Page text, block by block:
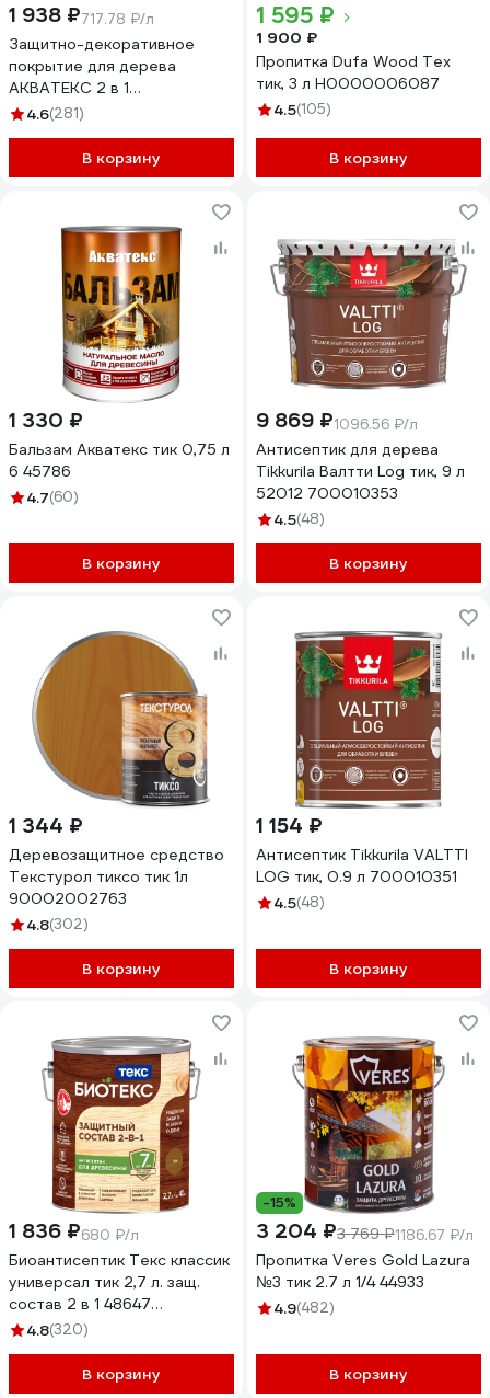
1 938 ₽717.78 ₽/л
Защитно-декоративное
покрытие для дерева
АКВАТЕКС 2 в 1
полуматовое, тик, 2.7 л
4.6(281)
В корзину
1 595 ₽
1 900 ₽
Пропитка Dufa Wood Tex
тик, 3 л Н0000006087
4.5(105)
В корзину
1 330 ₽
Бальзам Акватекс тик 0,75 л
6 45786
4.7(60)
В корзину
9 869 ₽1096.56 ₽/л
Антисептик для дерева
Tikkurila Валтти Log тик, 9 л
52012 700010353
4.5(48)
В корзину
1 344 ₽
Деревозащитное средство
Текстурол тиксо тик 1л
90002002763
4.8(302)
В корзину
1 154 ₽
Антисептик Tikkurila VALTTI
LOG тик, 0.9 л 700010351
4.5(48)
В корзину
1 836 ₽680 ₽/л
Биоантисептик Текс классик
универсал тик 2,7 л. защ.
состав 2 в 1 48647
700008167
4.8(320)
В корзину
-15%
3 204 ₽3 769 ₽1186.67 ₽/л
Пропитка Veres Gold Lazura
№3 тик 2.7 л 1/4 44933
4.9(482)
В корзину